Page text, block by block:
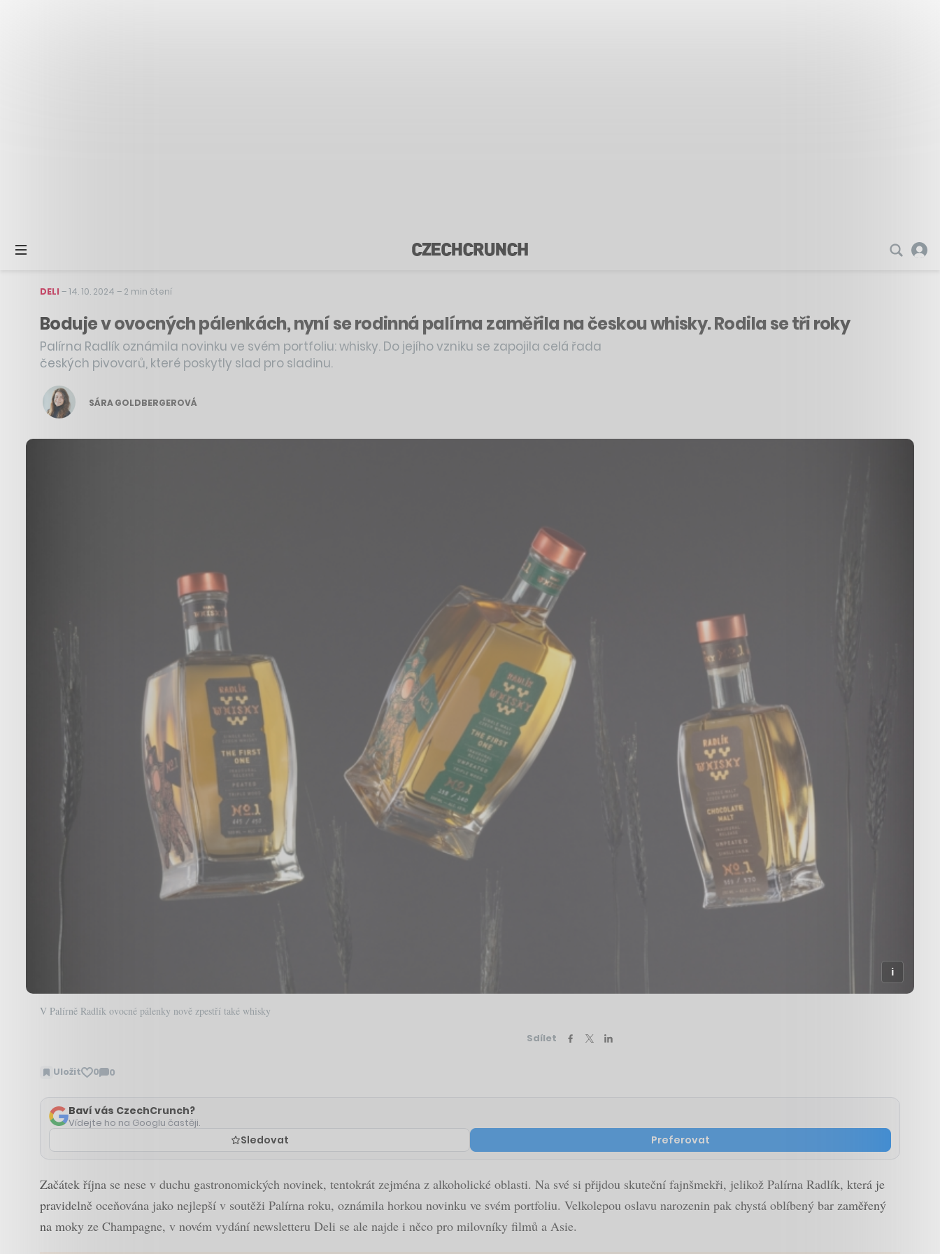
DELI –14. 10. 2024 – 2 min čtení
Boduje v ovocných pálenkách, nyní se rodinná palírna zaměřila na českou whisky. Rodila se tři roky
Palírna Radlík oznámila novinku ve svém portfoliu: whisky. Do jejího vzniku se zapojila celá řada
českých pivovarů, které poskytly slad pro sladinu.
SÁRA GOLDBERGEROVÁ
V Palírně Radlík ovocné pálenky nově zpestří také whisky
Sdílet
Uložit 0 0
Zobrazit
Baví vás CzechCrunch?
Vídejte ho na Googlu častěji.
Sledovat Preferovat
Začátek října se nese v duchu gastronomických novinek, tentokrát zejména z alkoholické oblasti. Na své si přijdou skuteční fajnšmekři, jelikož Palírna Radlík, která je
pravidelně oceňována jako nejlepší v soutěži Palírna roku, oznámila horkou novinku ve svém portfoliu. Velkolepou oslavu narozenin pak chystá oblíbený bar zaměřený
na moky ze Champagne, v novém vydání newsletteru Deli se ale najde i něco pro milovníky filmů a Asie.